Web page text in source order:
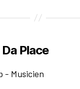
Da Place
- Musicien